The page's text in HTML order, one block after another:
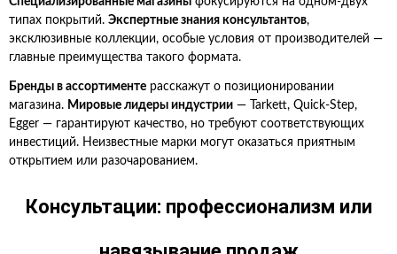
типах покрытий. Экспертные знания консультантов,
эксклюзивные коллекции, особые условия от производителей —
главные преимущества такого формата.
Бренды в ассортименте расскажут о позиционировании
магазина. Мировые лидеры индустрии — Tarkett, Quick-Step,
Egger — гарантируют качество, но требуют соответствующих
инвестиций. Неизвестные марки могут оказаться приятным
открытием или разочарованием.
Консультации: профессионализм или